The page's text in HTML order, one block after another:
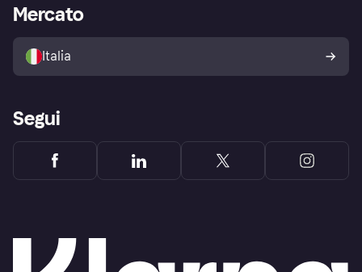
Esplora i negozi
Politica di protezione
dell'acquirente Klarna
Accesso aziende
Mercato
Italia
Segui